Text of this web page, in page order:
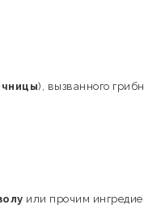
), вызванного
или прочим